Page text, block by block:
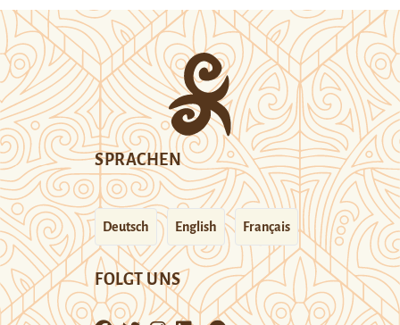
SPRACHEN
Deutsch English Français
FOLGT UNS